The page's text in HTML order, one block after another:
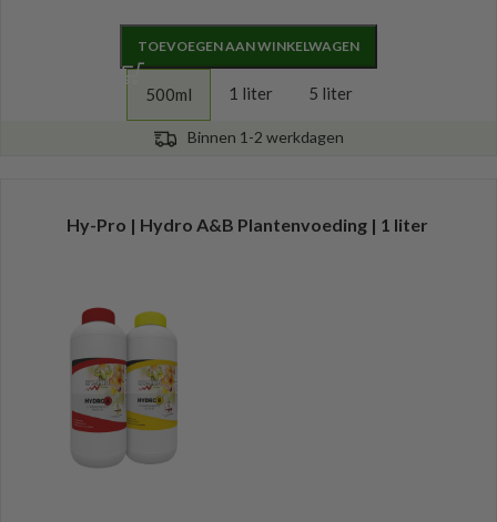
TOEVOEGEN AAN WINKELWAGEN
500ml 1 liter 5 liter
Binnen 1-2 werkdagen
Hy-Pro | Hydro A&B Plantenvoeding | 1 liter